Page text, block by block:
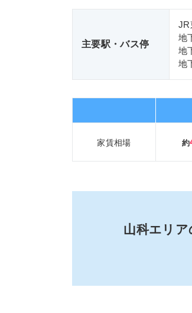
主要駅・バス停
JR
地
地
地
家賃相場 約
山科エリア